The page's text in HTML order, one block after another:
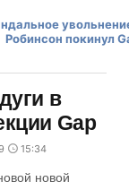
в
Gap
15:34
новой